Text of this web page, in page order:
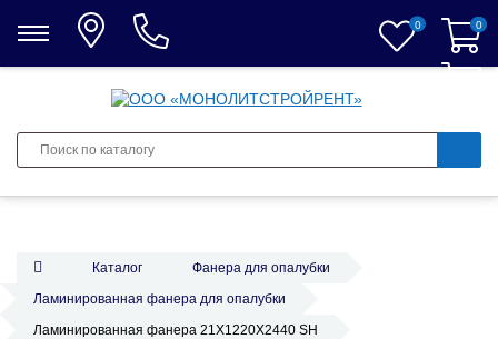
0 0
0
Каталог
Фанера для опалубки
Ламинированная фанера для опалубки
Ламинированная фанера 21Х1220Х2440 SH